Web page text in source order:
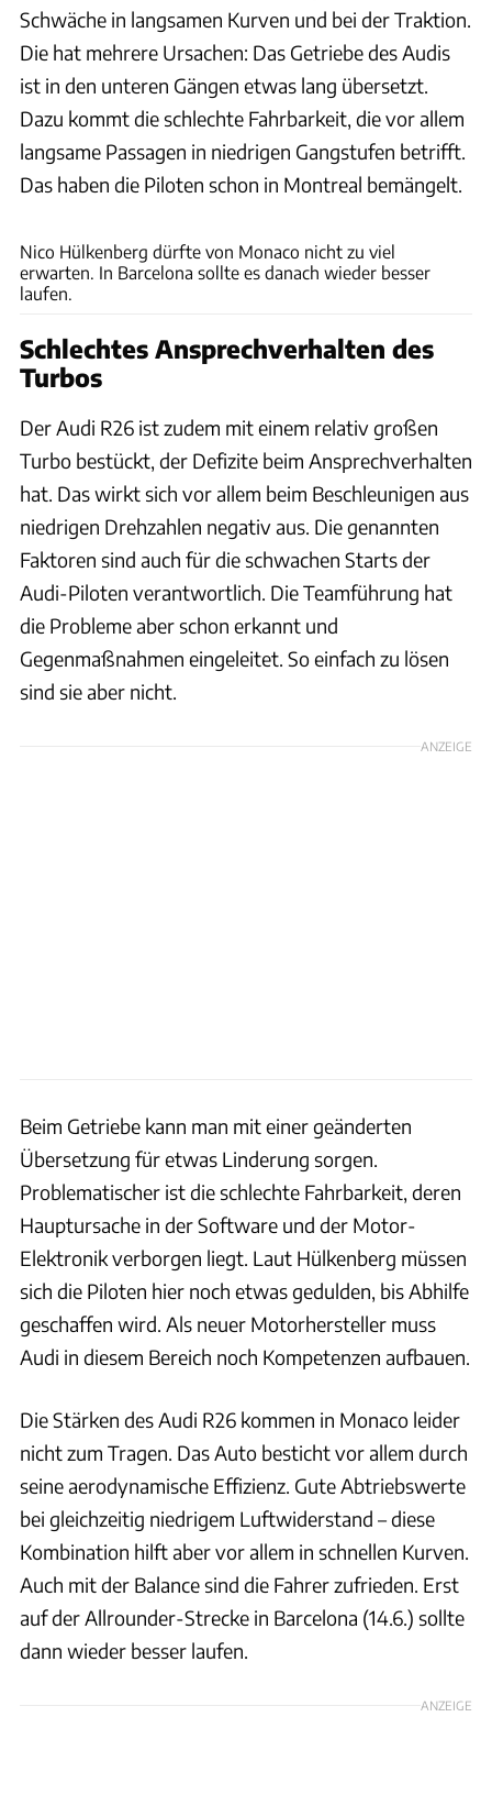
Schwäche in langsamen Kurven und bei der Traktion.
Die hat mehrere Ursachen: Das Getriebe des Audis
ist in den unteren Gängen etwas lang übersetzt.
Dazu kommt die schlechte Fahrbarkeit, die vor allem
langsame Passagen in niedrigen Gangstufen betrifft.
Das haben die Piloten schon in Montreal bemängelt.
Nico Hülkenberg dürfte von Monaco nicht zu viel
erwarten. In Barcelona sollte es danach wieder besser
laufen.
Schlechtes Ansprechverhalten des
Turbos
Der Audi R26 ist zudem mit einem relativ großen
Turbo bestückt, der Defizite beim Ansprechverhalten
hat. Das wirkt sich vor allem beim Beschleunigen aus
niedrigen Drehzahlen negativ aus. Die genannten
Faktoren sind auch für die schwachen Starts der
Audi-Piloten verantwortlich. Die Teamführung hat
die Probleme aber schon erkannt und
Gegenmaßnahmen eingeleitet. So einfach zu lösen
sind sie aber nicht.
ANZEIGE
Beim Getriebe kann man mit einer geänderten
Übersetzung für etwas Linderung sorgen.
Problematischer ist die schlechte Fahrbarkeit, deren
Hauptursache in der Software und der Motor-
Elektronik verborgen liegt. Laut Hülkenberg müssen
sich die Piloten hier noch etwas gedulden, bis Abhilfe
geschaffen wird. Als neuer Motorhersteller muss
Audi in diesem Bereich noch Kompetenzen aufbauen.
Die Stärken des Audi R26 kommen in Monaco leider
nicht zum Tragen. Das Auto besticht vor allem durch
seine aerodynamische Effizienz. Gute Abtriebswerte
bei gleichzeitig niedrigem Luftwiderstand – diese
Kombination hilft aber vor allem in schnellen Kurven.
Auch mit der Balance sind die Fahrer zufrieden. Erst
auf der Allrounder-Strecke in Barcelona (14.6.) sollte
dann wieder besser laufen.
ANZEIGE